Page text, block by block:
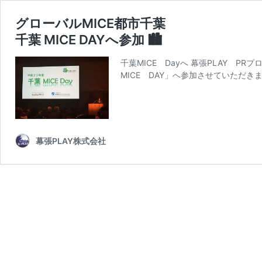
グローバルMICE都市千葉
千葉 MICE DAYへ参加 🏙
千葉MICE Dayへ 幕張PLAY PRプロ
MICE DAY」へ参加させていただき
幕張PLAY株式会社